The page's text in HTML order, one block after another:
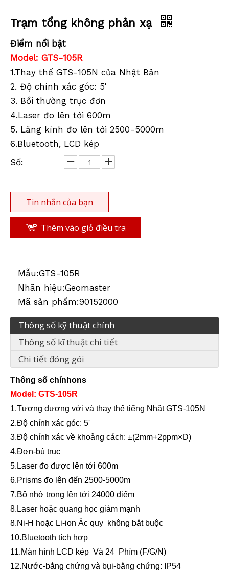
Trạm tổng không phản xạ
Điểm nổi bật
Model: GTS-105R
1.Thay thế GTS-105N của Nhật Bản
2. Độ chính xác góc: 5'
3. Bồi thường trục đơn
4.Laser đo lên tới 600m
5. Lăng kính đo lên tới 2500-5000m
6.Bluetooth, LCD kép
Số:
Tin nhắn của bạn
Thêm vào giỏ điều tra
Mẫu:GTS-105R
Nhãn hiệu:Geomaster
Mã sản phẩm:90152000
Thông số kỹ thuật chính
Thông số kĩ thuật chi tiết
Chi tiết đóng gói
Thông số chínhons
Model: GTS-105R
1.Tương đương với và thay thế tiếng NhậtGTS-105N
2.Độ chính xác góc: 5'
3.Độ chính xác về khoảng cách: ±(2mm+2ppm×D)
4.Đơn-bù trục
5.Laser đo được lên tới 600m
6.Prisms đo lên đến 2500-5000m
7.Bộ nhớ trong lên tới 24000 điểm
8.Laser hoặc quang học giảm mạnh
8.Ni-H hoặc Li-ion Ắc quy không bắt buộc
10.Bluetooth tích hợp
11.Màn hình LCD kép Và 24 Phím (F/G/N)
12.Nước-bằng chứng và bụi-bằng chứng: IP54